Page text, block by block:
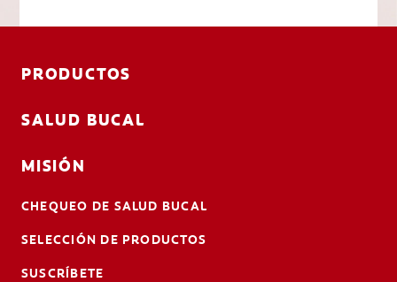
PRODUCTOS
SALUD BUCAL
MISIÓN
CHEQUEO DE SALUD BUCAL
SELECCIÓN DE PRODUCTOS
SUSCRÍBETE